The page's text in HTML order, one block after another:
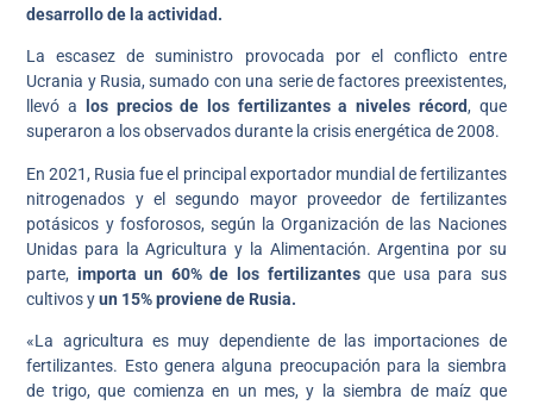
desarrollo de la actividad.
La escasez de suministro provocada por el conflicto entre
Ucrania y Rusia, sumado con una serie de factores preexistentes,
llevó a
los precios de los fertilizantes a niveles récord, que
superaron a los observados durante la crisis energética de 2008.
En 2021, Rusia fue el principal exportador mundial de fertilizantes
nitrogenados y el segundo mayor proveedor de fertilizantes
potásicos y fosforosos, según la Organización de las Naciones
Unidas para la Agricultura y la Alimentación. Argentina por su
parte, importa un 60% de los fertilizantesque usa para sus
cultivos yun 15% proviene de Rusia.
«La agricultura es muy dependiente de las importaciones de
fertilizantes. Esto genera alguna preocupación para la siembra
de trigo, que comienza en un mes, y la siembra de maíz que